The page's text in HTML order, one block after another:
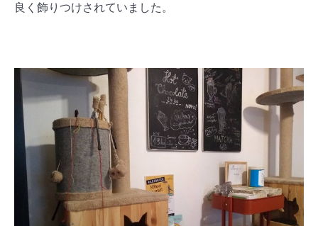
良く飾りつけされていました。